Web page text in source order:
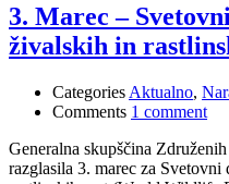
3. Marec –
živalskih in
Categories Aktualno,
Comments 1 comment
Generalna skupščina
razglasila 3. marec za